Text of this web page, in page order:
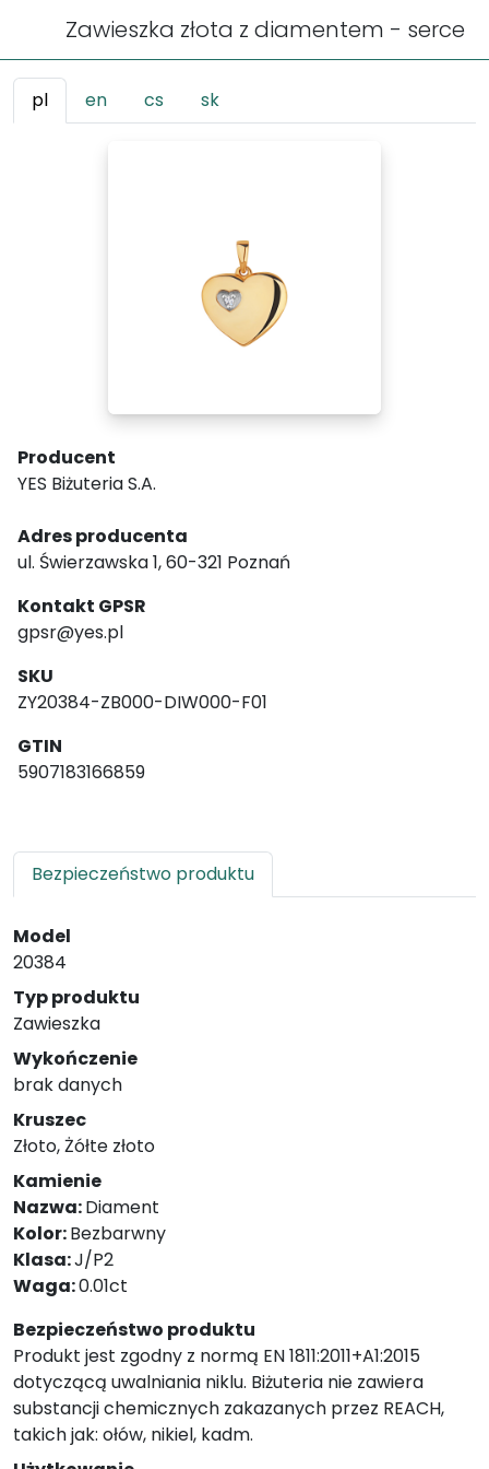
Zawieszka złota z diamentem - serce
pl en cs sk
Producent
YES Biżuteria S.A.
Adres producenta
ul. Świerzawska 1, 60-321 Poznań
Kontakt GPSR
gpsr@yes.pl
SKU
ZY20384-ZB000-DIW000-F01
GTIN
5907183166859
Bezpieczeństwo produktu
Model
20384
Typ produktu
Zawieszka
Wykończenie
brak danych
Kruszec
Złoto, Żółte złoto
Kamienie
Nazwa:Diament
Kolor:Bezbarwny
Klasa:J/P2
Waga:0.01ct
Bezpieczeństwo produktu
Produkt jest zgodny z normą EN 1811:2011+A1:2015
dotyczącą uwalniania niklu. Biżuteria nie zawiera
substancji chemicznych zakazanych przez REACH,
takich jak: ołów, nikiel, kadm.